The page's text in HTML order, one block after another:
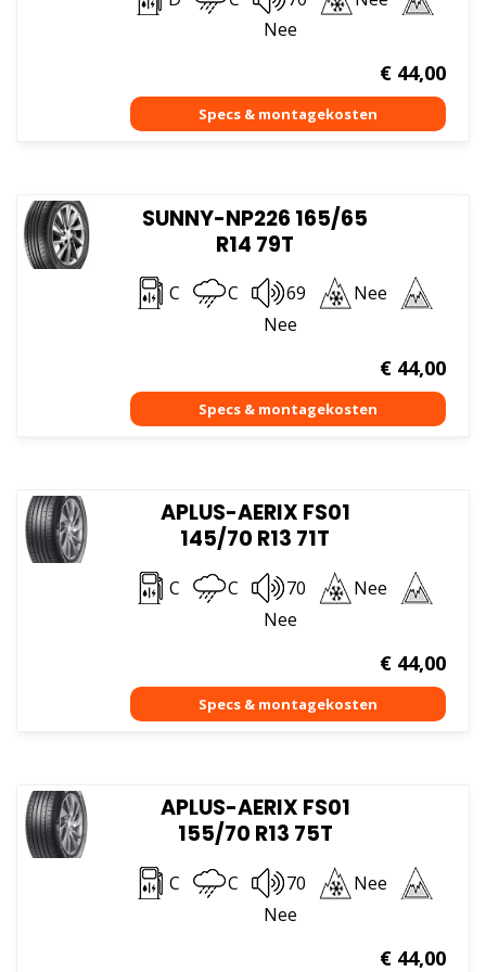
Nee
€44,00
SUNNY-NP226 165/65
R14 79T
C C 69
Nee
Nee
€44,00
APLUS-AERIX FS01
145/70 R13 71T
C C 70
Nee
Nee
€44,00
APLUS-AERIX FS01
155/70 R13 75T
C C 70
Nee
Nee
€44,00